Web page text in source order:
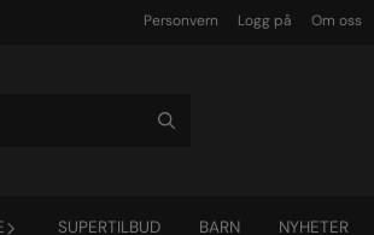
Personvern Logg på Om oss
SUPERTILBUD BARN NYHETER